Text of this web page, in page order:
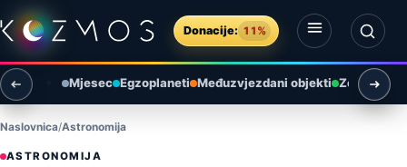
Preskoči na sadržaj
Donacije: 11%
Otvori izbornik
Otvori pretragu
Mjesec Egzoplaneti Međuzvjezdani objekti Zemlja i
Naslovnica Astronomija
ASTRONOMIJA